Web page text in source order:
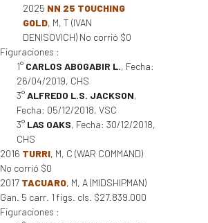
2025 NN 25 TOUCHING
GOLD, M, T (IVAN
DENISOVICH) No corrió $0
Figuraciones :
1° CARLOS ABOGABIR L., Fecha:
26/04/2019, CHS
3°ALFREDO L.S. JACKSON,
Fecha: 05/12/2018, VSC
3° LAS OAKS, Fecha: 30/12/2018,
CHS
2016 TURRI, M, C (WAR COMMAND)
No corrió $0
2017 TACUARO, M, A (MIDSHIPMAN)
Gan. 5 carr. 1 figs. cls. $27.839.000
Figuraciones :